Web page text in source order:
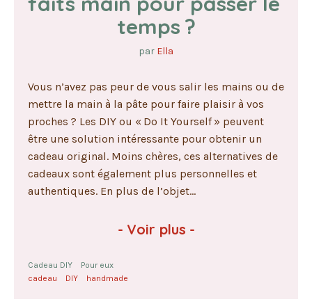
temps ?
par Ella
Vous n’avez pas peur de vous salir les mains ou de
mettre la main à la pâte pour faire plaisir à vos
proches ? Les DIY ou « Do It Yourself » peuvent
être une solution intéressante pour obtenir un
cadeau original. Moins chères, ces alternatives de
cadeaux sont également plus personnelles et
authentiques. En plus de l’objet...
- Voir plus -
Cadeau DIY
Pour eux
cadeau
DIY handmade